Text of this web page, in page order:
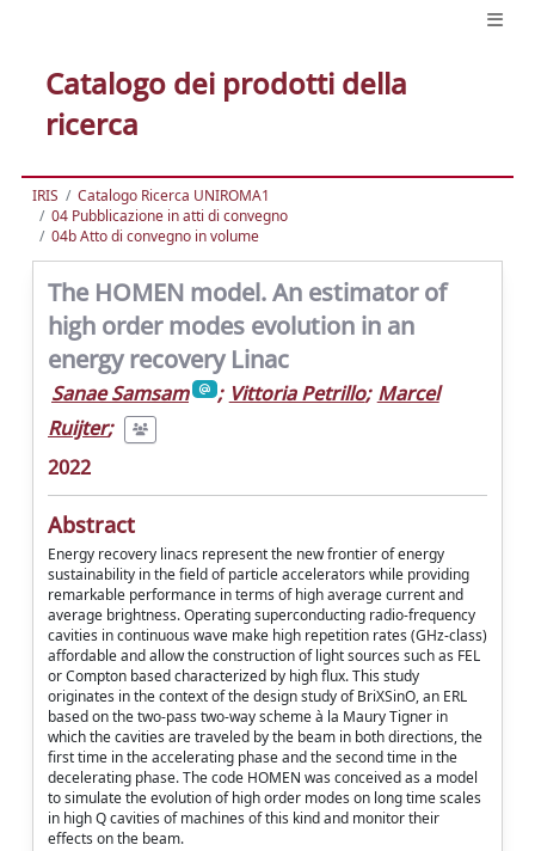
Catalogo dei prodotti della
ricerca
IRIS
Catalogo Ricerca UNIROMA1
04 Pubblicazione in atti di convegno
04b Atto di convegno in volume
The HOMEN model. An estimator of
high order modes evolution in an
energy recovery Linac
Sanae Samsam ; Vittoria Petrillo; Marcel
Ruijter;
2022
Abstract
Energy recovery linacs represent the new frontier of energy
sustainability in the field of particle accelerators while providing
remarkable performance in terms of high average current and
average brightness. Operating superconducting radio-frequency
cavities in continuous wave make high repetition rates (GHz-class)
affordable and allow the construction of light sources such as FEL
or Compton based characterized by high flux. This study
originates in the context of the design study of BriXSinO, an ERL
based on the two-pass two-way scheme à la Maury Tigner in
which the cavities are traveled by the beam in both directions, the
first time in the accelerating phase and the second time in the
decelerating phase. The code HOMEN was conceived as a model
to simulate the evolution of high order modes on long time scales
in high Q cavities of machines of this kind and monitor their
effects on the beam.